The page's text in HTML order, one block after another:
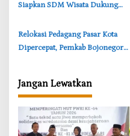
Siapkan SDM Wisata Dukung
‎Relokasi Pedagang Pasar Kota
Dipercepat, Pemkab Bojonegoro
Jangan Lewatkan